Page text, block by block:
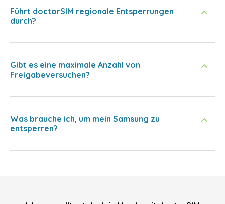
Führt doctorSIM regionale Entsperrungen
durch?
Gibt es eine maximale Anzahl von
Freigabeversuchen?
Was brauche ich, um mein Samsung zu
entsperren?